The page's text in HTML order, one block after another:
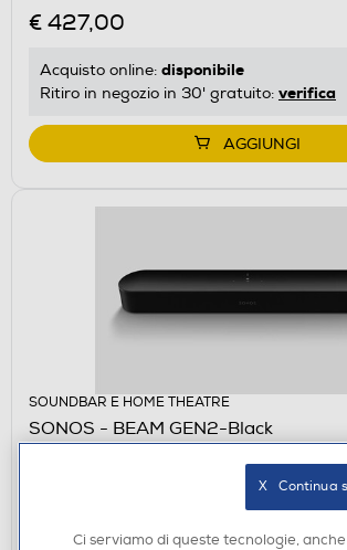
€ 427,00
Acquisto online: disponibile
Ritiro in negozio in 30' gratuito: verifica
AGGIUNGI
SOUNDBAR E HOME THEATRE
SONOS - BEAM GEN2-Black
DISPONIBILE SOLO IN NEGOZIO
Ci serviamo di queste tecnologie,
X   Continua